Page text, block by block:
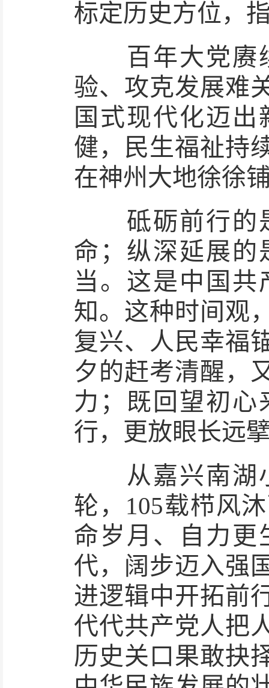
标定历史方位，
百年大党赓续
验、攻克发展难
国式现代化迈
健，民生福祉持
在神州大地徐徐
砥砺前行的是
命；纵深延展的
当。这是中国
知。这种时间观
复兴、人民幸福
夕的赶考清醒，
力；既回望初心
行，更放眼长远
从嘉兴南湖小
轮，105载栉风
命岁月、自力更
代，阔步迈入强
进逻辑中开拓前
代代共产党人把
历史关口果敢抉